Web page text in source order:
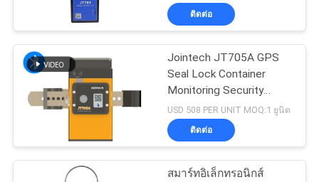
เว็บไซต์
PRIVACY
อุปกรณ์ตรวจสอบ
อุณหภูมิโซ่เย็น
64
ติดต่อ
Jointech JT705A GPS
Seal Lock Container
Monitoring Security
Cargo กุญแจติดตาม GPS
USD 508 PER UNIT MOQ:1 ยูนิต
ติดต่อ
สมาร์ทอิเล็กทรอนิกส์